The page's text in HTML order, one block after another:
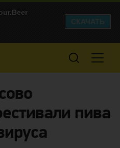
пива
СКАЧАТЬ